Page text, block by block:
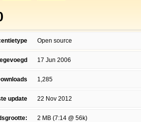
Open source
17 Jun 2006
1,285
update 22 Nov 2012
2 MB (7:14 @ 56k)